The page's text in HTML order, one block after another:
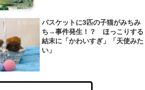
バスケットに3匹の子猫がみちみ
ち→事件発生！？ ほっこりする
結末に「かわいすぎ」「天使みた
い」